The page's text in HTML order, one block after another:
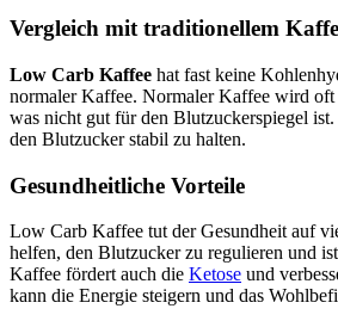
Vergleich mit traditionellem
Low Carb Kaffee hat fast keine
normaler Kaffee. Normaler Kaffee wird
was nicht gut für den Blutzuckerspiegel ist.
den Blutzucker stabil zu halten.
Gesundheitliche Vorteile
Low Carb Kaffee tut der Gesundheit auf
helfen, den Blutzucker zu regulieren und
Kaffee fördert auch die Ketose und
kann die Energie steigern und das